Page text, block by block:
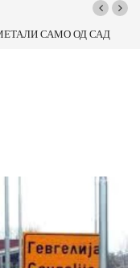
САМО ОД САД